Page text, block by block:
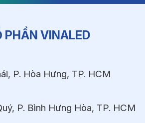
PHẦN VINALED
P. Hòa Hưng, TP. HCM
P. Bình Hưng Hòa, TP. HCM